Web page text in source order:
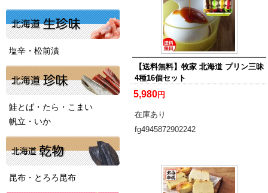
【送料無料】牧家 北海道 プリン三昧
4種16個セット
5,980円
在庫あり
fg4945872902242
塩辛・松前漬
鮭とば・たら・こまい
帆立・いか
昆布・とろろ昆布